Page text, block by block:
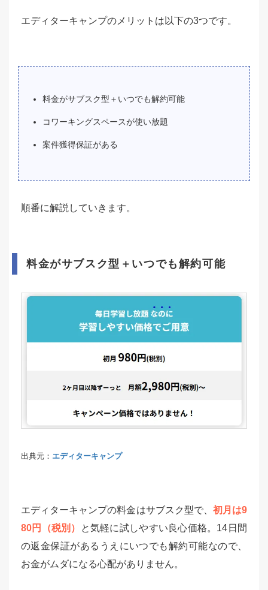
エディターキャンプのメリットは以下の3つです。
料金がサブスク型＋いつでも解約可能
コワーキングスペースが使い放題
案件獲得保証がある
順番に解説していきます。
料金がサブスク型＋いつでも解約可能
出典元： エディターキャンプ
エディターキャンプの料金はサブスク型で、 初月は9
80円（税別）
と気軽に試しやすい良心価格。14日間
の返金保証があるうえにいつでも解約可能なので、
お金がムダになる心配がありません。